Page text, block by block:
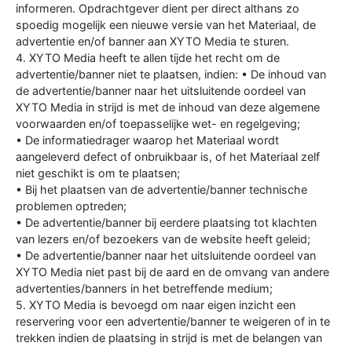
informeren. Opdrachtgever dient per direct althans zo
spoedig mogelijk een nieuwe versie van het Materiaal, de
advertentie en/of banner aan XYTO Media te sturen.
4. XYTO Media heeft te allen tijde het recht om de
advertentie/banner niet te plaatsen, indien: • De inhoud van
de advertentie/banner naar het uitsluitende oordeel van
XYTO Media in strijd is met de inhoud van deze algemene
voorwaarden en/of toepasselijke wet- en regelgeving;
• De informatiedrager waarop het Materiaal wordt
aangeleverd defect of onbruikbaar is, of het Materiaal zelf
niet geschikt is om te plaatsen;
• Bij het plaatsen van de advertentie/banner technische
problemen optreden;
• De advertentie/banner bij eerdere plaatsing tot klachten
van lezers en/of bezoekers van de website heeft geleid;
• De advertentie/banner naar het uitsluitende oordeel van
XYTO Media niet past bij de aard en de omvang van andere
advertenties/banners in het betreffende medium;
5. XYTO Media is bevoegd om naar eigen inzicht een
reservering voor een advertentie/banner te weigeren of in te
trekken indien de plaatsing in strijd is met de belangen van